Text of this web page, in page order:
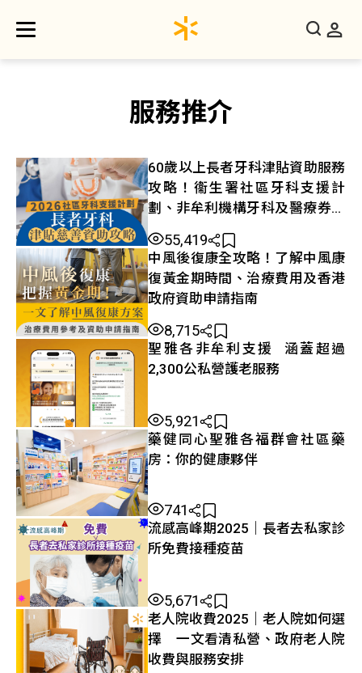
服務推介
60歲以上長者牙科津貼資助服務
攻略！衞生署社區牙科支援計
劃、非牟利機構牙科及醫療券申
請資訊
55,419
中風後復康全攻略！了解中風康
復黃金期時間、治療費用及香港
政府資助申請指南
8,715
聖雅各非牟利支援 涵蓋超過
2,300公私營護老服務
5,921
藥健同心聖雅各福群會社區藥
房：你的健康夥伴
741
流感高峰期2025｜長者去私家診
所免費接種疫苗
5,671
老人院收費2025｜老人院如何選
擇 一文看清私營、政府老人院
收費與服務安排